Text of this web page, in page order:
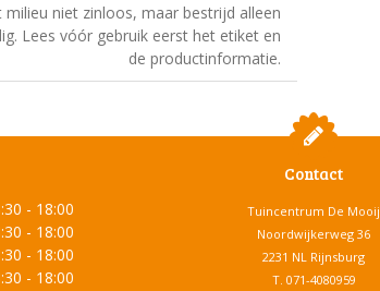
milieu niet zinloos, maar bestrijd alleen
Lees vóór gebruik eerst het etiket en
de productinformatie.
- 18:00
- 18:00
- 18:00
- 18:00
Contact
Tuincentrum De Mooij
Noordwijkerweg 36
2231 NL Rijnsburg
T. 071-4080959